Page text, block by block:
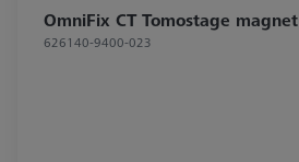
OmniFix CT Tomostage magnet
626140-9400-023